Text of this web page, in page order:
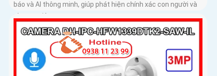
báo và AI thông minh, giúp phát hiện chính xác con người và
phương tiện